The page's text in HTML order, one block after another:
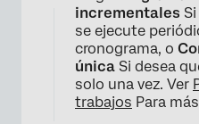
incrementales
se ejecute
cronograma, o
única Si desea
solo una vez. Ver
trabajos Para